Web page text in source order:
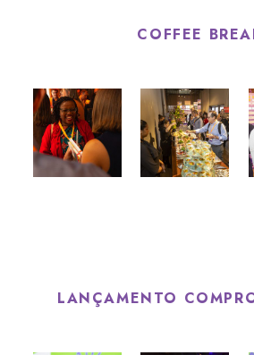
COFFEE
LANÇAMENTO